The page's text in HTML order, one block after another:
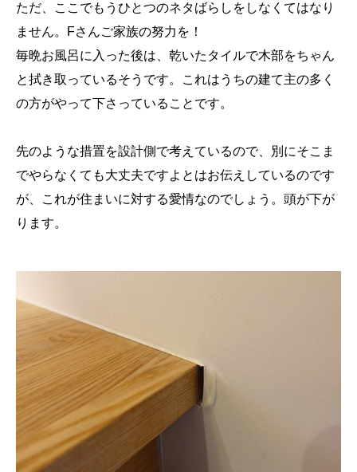
ただ、ここでもうひとつのネタばらしをしなくてはなり
ません。Fさんご家族の努力を！
毎晩お風呂に入った後は、乾いたタイルで木部をちゃん
と拭き取っているそうです。これはうちの建て主の多く
の方がやって下さっていることです。
先のような措置を設計側で考えているので、別にそこま
でやらなくても大丈夫ですよとはお伝えしているのです
が、これが住まいに対する愛情なのでしょう。頭が下が
ります。